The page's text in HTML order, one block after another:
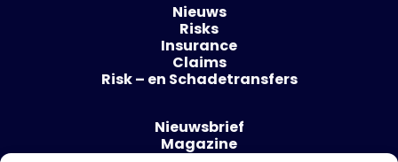
Nieuws
Risks
Insurance
Claims
Risk – en Schadetransfers
Nieuwsbrief
Magazine